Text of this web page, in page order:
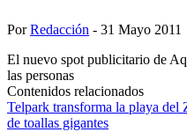
PorRedacción - 31 Mayo 2011
El nuevo spot publicitario de
las personas
Contenidos relacionados
Telpark transforma la playa del
de toallas gigantes